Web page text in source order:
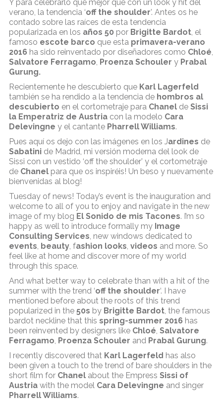
Y para celebrarlo qué mejor que con un look y hit del
verano, la tendencia ‘off the shoulder’. Antes os he
contado sobre las raíces de esta tendencia
popularizada en los años 50 por Brigitte Bardot, el
famoso escote barco que esta primavera-verano
2016 ha sido reinventado por diseñadores como Chloé,
Salvatore Ferragamo, Proenza Schouler y Prabal
Gurung.
Recientemente he descubierto que Karl Lagerfeld
también se ha rendido a la tendencia de hombros al
descubierto en el cortometraje para Chanelde Sissi
la Emperatriz de Austriacon la modelo Cara
Delevingne y el cantante Pharrell Williams.
Pues aquí os dejo con las imágenes en los Jardines de
Sabatinide Madrid, mi versión moderna del look de
Sissi con un vestido ‘off the shoulder’ y el cortometraje
de Chanelpara que os inspiréis! Un beso y nuevamente
bienvenidas al blog!
Tuesday of news! Today’s event is the inauguration and
welcome to all of you to enjoy and navigate in the new
image of my blog El Sonido de mis Tacones. I’m so
happy as well to introduce formally my Image
Consulting Services, new windows dedicated to
events, beauty, fashion looks, videos and more. So
feel like at home and discover more of my world
through this space.
And what better way to celebrate than with a hit of the
summer with the trend ‘off the shoulder‘. I have
mentioned before about the roots of this trend
popularized in the 50s by Brigitte Bardot, the famous
bardot neckline that this spring-summer 2016 has
been reinvented by designers like Chloé, Salvatore
Ferragamo, Proenza Schouler and Prabal Gurung.
I recently discovered that Karl Lagerfeld has also
been given a touch to the trend of bare shoulders in the
short film for Chanelabout the Empress Sissi of
Austriawith the model Cara Delevingne and singer
Pharrell Williams.